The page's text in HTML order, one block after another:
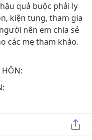
quả buộc phải ly
kiện tụng, tham gia
nên em chia sẻ
các mẹ tham khảo.